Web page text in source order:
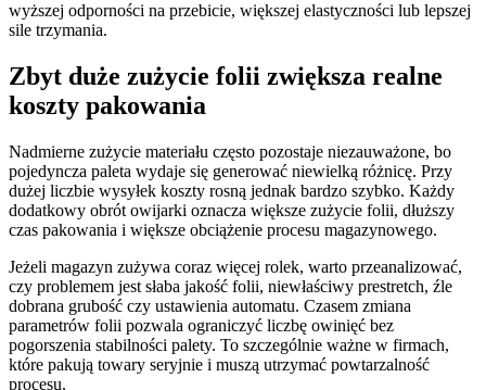
wyższej odporności na przebicie, większej elastyczności lub lepszej
sile trzymania.
Zbyt duże zużycie folii zwiększa realne
koszty pakowania
Nadmierne zużycie materiału często pozostaje niezauważone, bo
pojedyncza paleta wydaje się generować niewielką różnicę. Przy
dużej liczbie wysyłek koszty rosną jednak bardzo szybko. Każdy
dodatkowy obrót owijarki oznacza większe zużycie folii, dłuższy
czas pakowania i większe obciążenie procesu magazynowego.
Jeżeli magazyn zużywa coraz więcej rolek, warto przeanalizować,
czy problemem jest słaba jakość folii, niewłaściwy prestretch, źle
dobrana grubość czy ustawienia automatu. Czasem zmiana
parametrów folii pozwala ograniczyć liczbę owinięć bez
pogorszenia stabilności palety. To szczególnie ważne w firmach,
które pakują towary seryjnie i muszą utrzymać powtarzalność
procesu.